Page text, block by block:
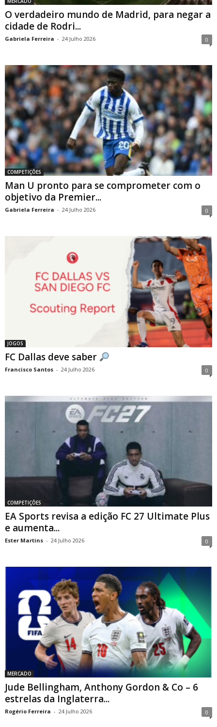
O verdadeiro mundo de Madrid, para negar a
cidade de Rodri...
Gabriela Ferreira - 24 Julho 2026 0
COMPETIÇÕES
Man U pronto para se comprometer com o
objetivo da Premier...
Gabriela Ferreira - 24 Julho 2026 0
JOGOS
FC Dallas deve saber
Francisco Santos - 24 Julho 2026 0
COMPETIÇÕES
EA Sports revisa a edição FC 27 Ultimate Plus
e aumenta...
Ester Martins - 24 Julho 2026 0
MERCADO
Jude Bellingham, Anthony Gordon & Co – 6
estrelas da Inglaterra...
Rogério Ferreira - 24 Julho 2026 0